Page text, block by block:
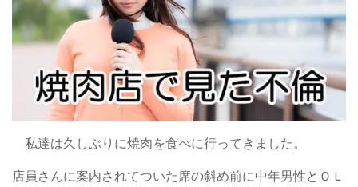
私達は久しぶりに焼肉を食べに行ってきました。
店員さんに案内されてついた席の斜め前に中年男性とＯＬ